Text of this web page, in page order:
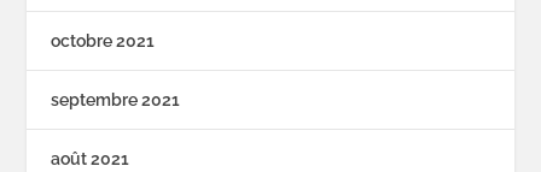
octobre 2021
septembre 2021
août 2021